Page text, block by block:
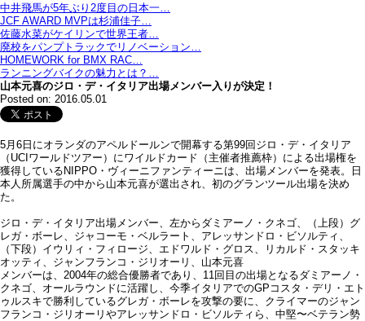
中井飛馬が5年ぶり2度目の日本一…
JCF AWARD MVPは杉浦佳子…
佐藤水菜がケイリンで世界王者…
廃校をパンプトラックでリノベーション…
HOMEWORK for BMX RAC…
ランニングバイクの魅力とは？…
山本元喜のジロ・デ・イタリア出場メンバー入りが決定！
Posted on: 2016.05.01
5月6日にオランダのアペルドールンで開幕する第99回ジロ・デ・イタリア
（UCIワールドツアー）にワイルドカード（主催者推薦枠）による出場権を
獲得しているNIPPO・ヴィーニファンティーニは、出場メンバーを発表。日
本人所属選手の中から山本元喜が選出され、初のグランツール出場を決め
た。
ジロ・デ・イタリア出場メンバー、左からダミアーノ・クネゴ、（上段）グ
レガ・ボーレ、ジャコーモ・ベルラート、アレッサンドロ・ビソルティ、
（下段）イウリィ・フィロージ、エドワルド・グロス、リカルド・スタッキ
オッティ、ジャンフランコ・ジリオーリ、山本元喜
メンバーは、2004年の総合優勝者であり、11回目の出場となるダミアーノ・
クネゴ、オールラウンドに活躍し、今季イタリアでのGPコスタ・デリ・エト
ゥルスキで勝利しているグレガ・ボーレを攻撃の要に、クライマーのジャン
フランコ・ジリオーリやアレッサンドロ・ビソルティら、中堅〜ベテラン勢